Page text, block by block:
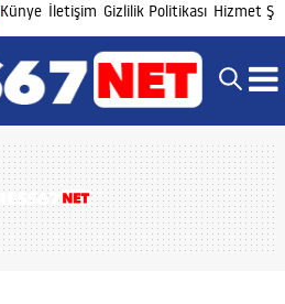
Künye İletişim Gizlilik Politikası Hizmet